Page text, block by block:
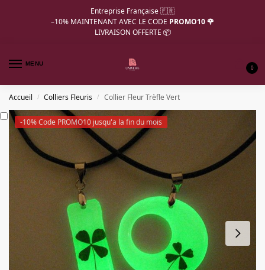
Entreprise Française 🇫🇷
–10% MAINTENANT AVEC LE CODE PROMO10 🌹
LIVRAISON OFFERTE 📦
MENU
0
Accueil / Colliers Fleuris / Collier Fleur Trèfle Vert
-10% Code PROMO10 jusqu'a la fin du mois